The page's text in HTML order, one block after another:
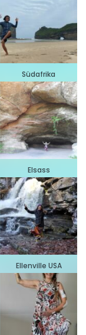
Südafrika
Elsass
Ellenville USA